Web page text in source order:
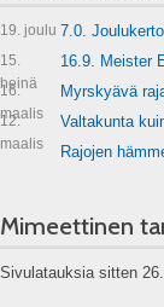
19. joulu 7.0.
15.
heinä
16.9. Meister
16.
maalis
Myrskyävä
12.
maalis
Valtakunta
Rajojen
Mimeettinen
Sivulatauksia sitten